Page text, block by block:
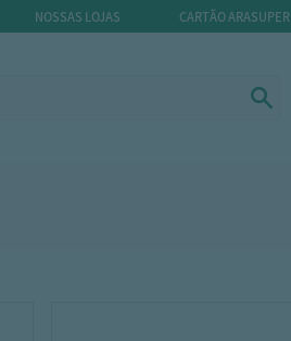
NOSSAS LOJAS CARTÃO ARASUPER